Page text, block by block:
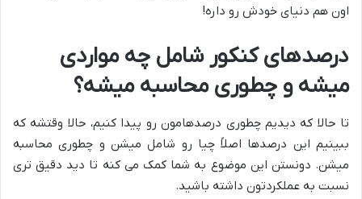
اون هم دنیای خودش رو داره!
درصدهای کنکور شامل چه مواردی
میشه و چطوری محاسبه میشه؟
تا حالا که دیدیم چطوری درصدهامون رو پیدا کنیم، حالا وقتشه که
ببینیم این درصدها اصلاً چیا رو شامل میشن و چطوری محاسبه
میشن. دونستن این موضوع به شما کمک می کنه تا دید دقیق تری
نسبت به عملکردتون داشته باشید.